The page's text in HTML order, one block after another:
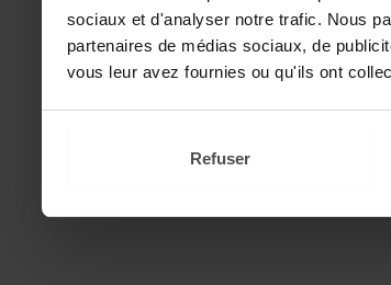
sociaux et d'analyser notre trafic. Nous
partenaires de médias sociaux, de
vous leur avez fournies ou qu'ils ont
Refuser